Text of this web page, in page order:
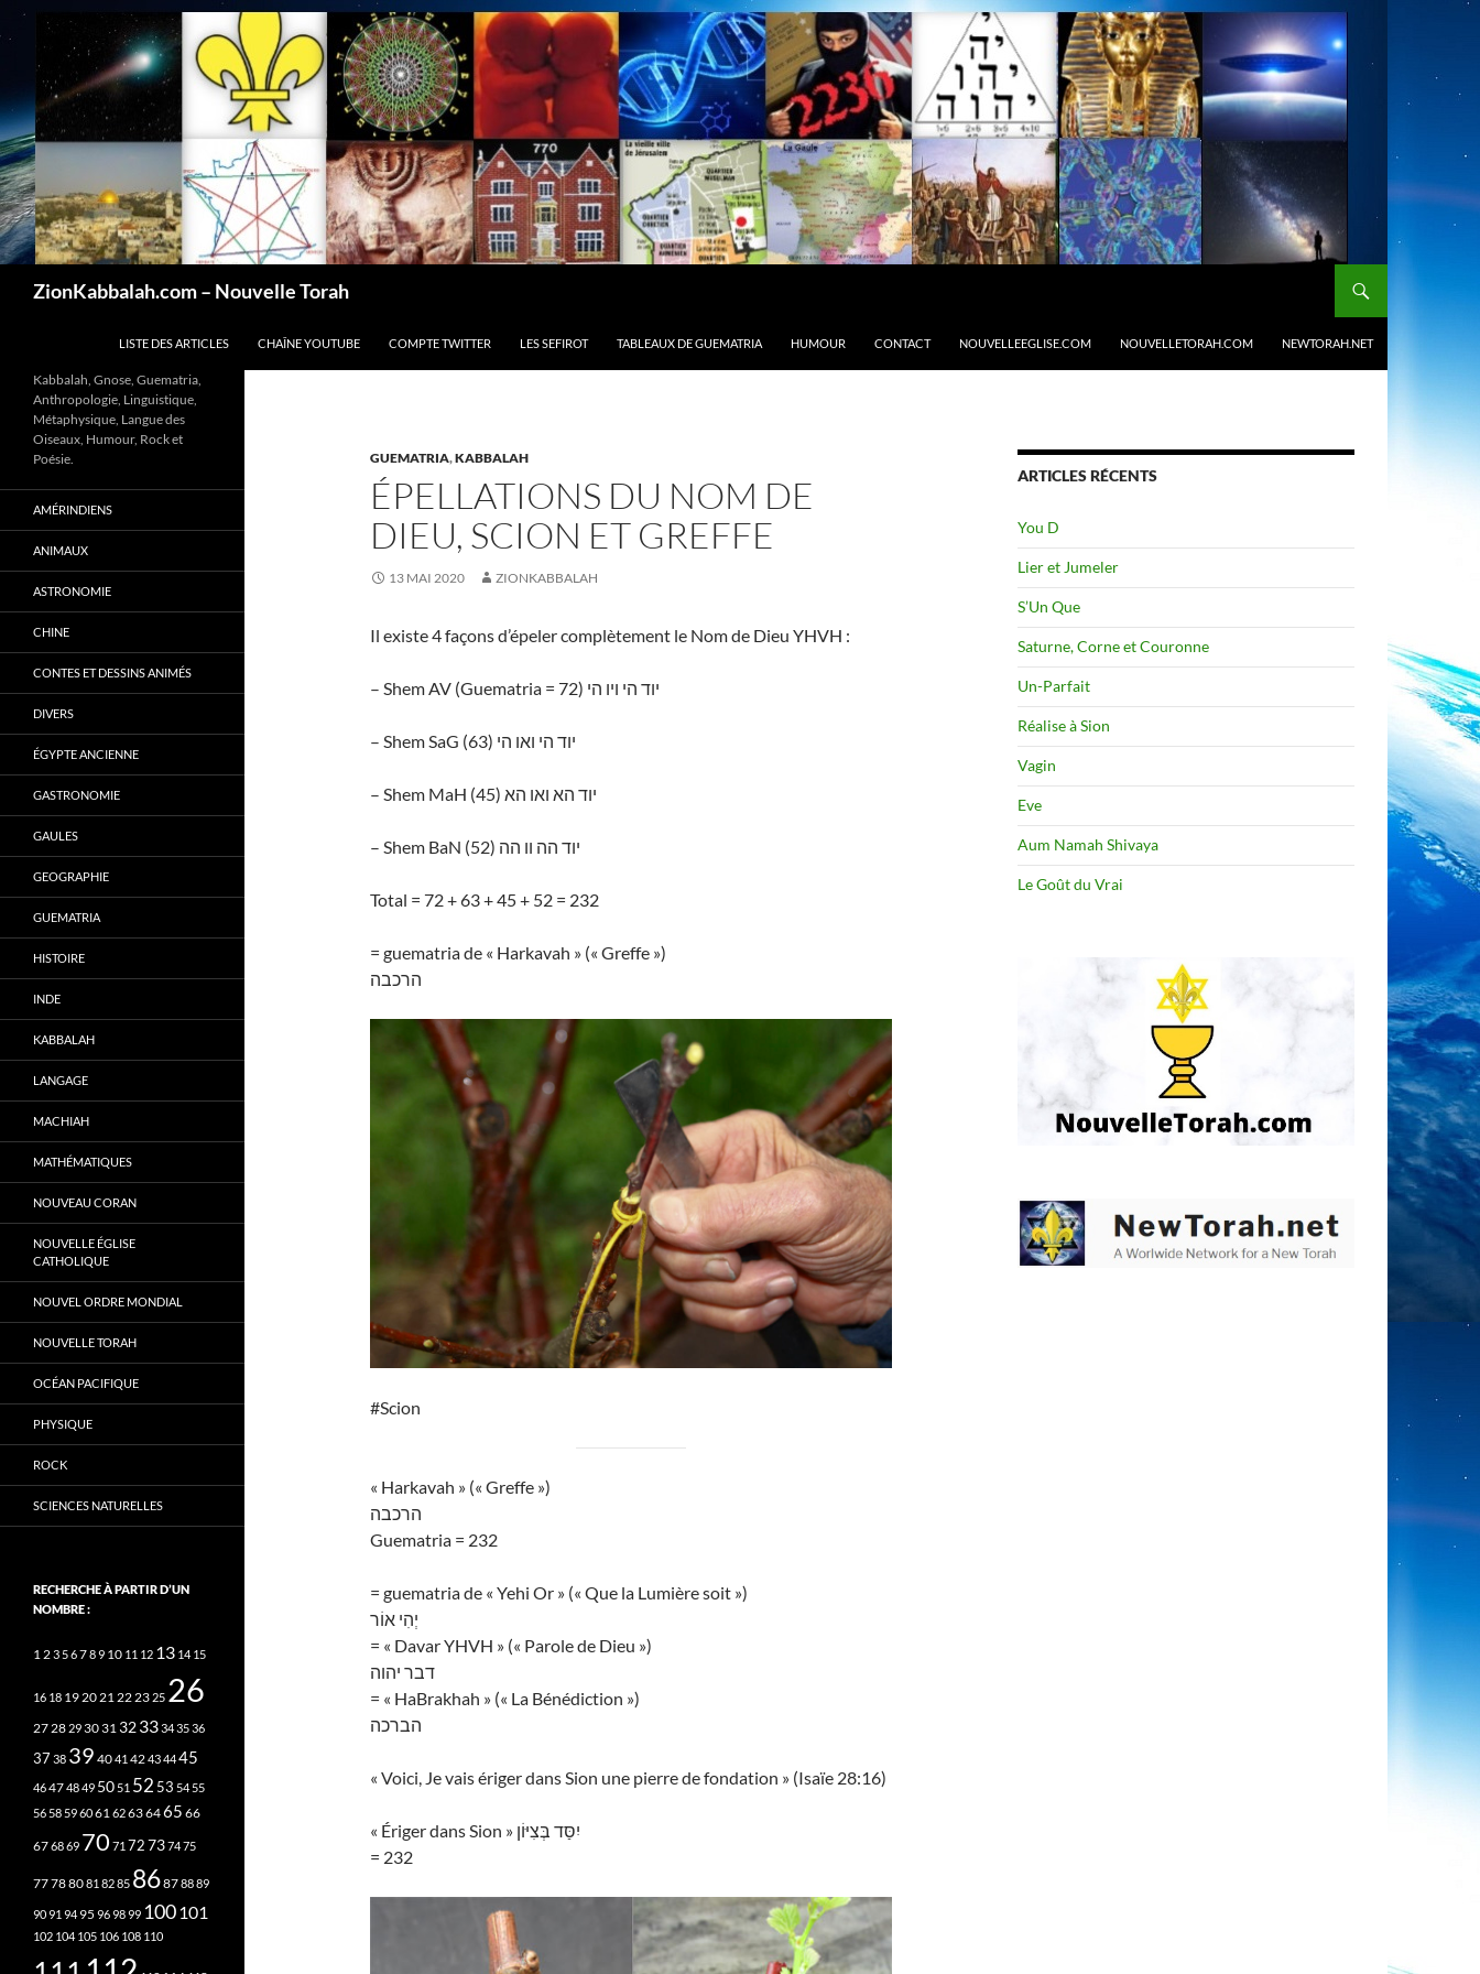
ZionKabbalah.com – Nouvelle Torah
LISTE DES ARTICLES
CHAÎNE YOUTUBE COMPTE TWITTER LES SEFIROT TABLEAUX DE GUEMATRIA HUMOUR CONTACT NOUVELLEEGLISE.COM NOUVELLETORAH.COM NEWTORAH.NET
GUEMATRIA,KABBALAH
ÉPELLATIONS DU NOM DE
DIEU, SCION ET GREFFE
13 MAI 2020 ZIONKABBALAH
Il existe 4 façons d’épeler complètement le Nom de Dieu YHVH :
– Shem AV (Guematria = 72) יוד הי ויו הי
– Shem SaG (63) יוד הי ואו הי
– Shem MaH (45) יוד הא ואו הא
– Shem BaN (52) יוד הה וו הה
Total = 72 + 63 + 45 + 52 = 232
= guematria de « Harkavah » (« Greffe »)
הרכבה
#Scion
« Harkavah » (« Greffe »)
הרכבה
Guematria = 232
= guematria de « Yehi Or » (« Que la Lumière soit »)
יְהִי אוֹר
= « Davar YHVH » (« Parole de Dieu »)
דבר יהוה
= « HaBrakhah » (« La Bénédiction »)
הברכה
« Voici, Je vais ériger dans Sion une pierre de fondation » (Isaïe 28:16)
« Ériger dans Sion » יִסַּד בְּצִיּוֹן
= 232
ARTICLES RÉCENTS
You D
Lier et Jumeler
S’Un Que
Saturne, Corne et Couronne
Un-Parfait
Réalise à Sion
Vagin
Eve
Aum Namah Shivaya
Le Goût du Vrai
Kabbalah, Gnose, Guematria,
Anthropologie, Linguistique,
Métaphysique, Langue des
Oiseaux, Humour, Rock et
Poésie.
AMÉRINDIENS
ANIMAUX
ASTRONOMIE
CHINE
CONTES ET DESSINS ANIMÉS
DIVERS
ÉGYPTE ANCIENNE
GASTRONOMIE
GAULES
GEOGRAPHIE
GUEMATRIA
HISTOIRE
INDE
KABBALAH
LANGAGE
MACHIAH
MATHÉMATIQUES
NOUVEAU CORAN
NOUVELLE ÉGLISE
CATHOLIQUE
NOUVEL ORDRE MONDIAL
NOUVELLE TORAH
OCÉAN PACIFIQUE
PHYSIQUE
ROCK
SCIENCES NATURELLES
RECHERCHE À PARTIR D’UN
NOMBRE :
1 23 56789 10 11 12 13 14 15
16 18 1920212223 25 26
27 28 293031 3233343536
37 38 39 4041 42434445
46474849 50 51 52 53 54 55
56 58 596061 62636465 66
676869 70 71 72737475
77788081 8285 86878889
9091 94 95 969899 100101
102 104 105 106 108 110